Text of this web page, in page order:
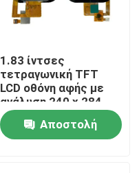
1.83 ίντσες
τετραγωνική TFT
LCD οθόνη αφής με
ανάλυση 240 x 284
και διεπαφή SPI
Αποστολή